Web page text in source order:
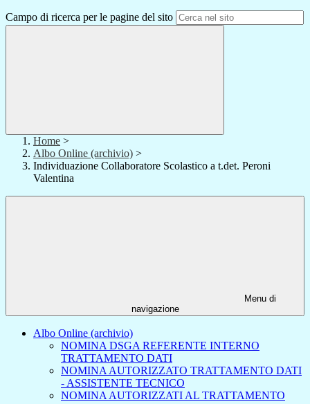
Campo di ricerca per le pagine del sito
Home >
Albo Online (archivio) >
Individuazione Collaboratore Scolastico a t.det. Peroni
Valentina
Menu di
navigazione
Albo Online (archivio)
NOMINA DSGA REFERENTE INTERNO
TRATTAMENTO DATI
NOMINA AUTORIZZATO TRATTAMENTO DATI
- ASSISTENTE TECNICO
NOMINA AUTORIZZATI AL TRATTAMENTO